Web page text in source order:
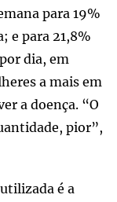
para 19%
e para 21,8%
dia, em
a mais em
a doença. “O
pior”,
é a